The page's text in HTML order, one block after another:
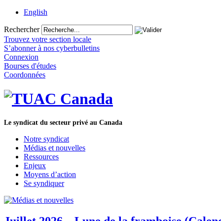
English
Rechercher
Trouvez votre section locale
S’abonner à nos cyberbulletins
Connexion
Bourses d'études
Coordonnées
Le syndicat du secteur privé au Canada
Notre syndicat
Médias et nouvelles
Ressources
Enjeux
Moyens d’action
Se syndiquer